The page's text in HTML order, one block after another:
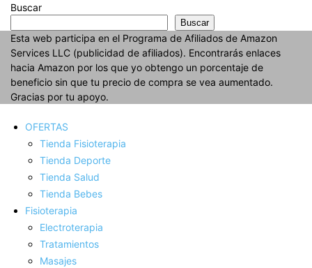
Buscar
Buscar
Esta web participa en el Programa de Afiliados de Amazon
Services LLC (publicidad de afiliados). Encontrarás enlaces
hacia Amazon por los que yo obtengo un porcentaje de
beneficio sin que tu precio de compra se vea aumentado.
Gracias por tu apoyo.
OFERTAS
Tienda Fisioterapia
Tienda Deporte
Tienda Salud
Tienda Bebes
Fisioterapia
Electroterapia
Tratamientos
Masajes